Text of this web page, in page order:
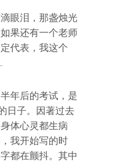
眼泪，那盏烛光
果还有一个老师
代表，我这个
年后的考试，是
日子。因著过去
体心灵都生病
我开始写的时
都在颤抖。其中